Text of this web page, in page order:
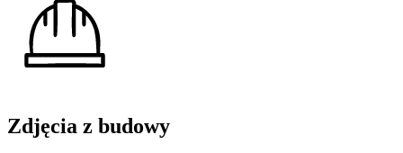
Zdjęcia z budowy